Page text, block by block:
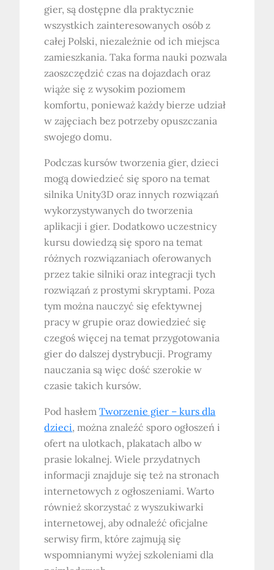
gier, są dostępne dla praktycznie
wszystkich zainteresowanych osób z
całej Polski, niezależnie od ich miejsca
zamieszkania. Taka forma nauki pozwala
zaoszczędzić czas na dojazdach oraz
wiąże się z wysokim poziomem
komfortu, ponieważ każdy bierze udział
w zajęciach bez potrzeby opuszczania
swojego domu.
Podczas kursów tworzenia gier, dzieci
mogą dowiedzieć się sporo na temat
silnika Unity3D oraz innych rozwiązań
wykorzystywanych do tworzenia
aplikacji i gier. Dodatkowo uczestnicy
kursu dowiedzą się sporo na temat
różnych rozwiązaniach oferowanych
przez takie silniki oraz integracji tych
rozwiązań z prostymi skryptami. Poza
tym można nauczyć się efektywnej
pracy w grupie oraz dowiedzieć się
czegoś więcej na temat przygotowania
gier do dalszej dystrybucji. Programy
nauczania są więc dość szerokie w
czasie takich kursów.
Pod hasłemTworzenie gier – kurs dla
dzieci, można znaleźć sporo ogłoszeń i
ofert na ulotkach, plakatach albo w
prasie lokalnej. Wiele przydatnych
informacji znajduje się też na stronach
internetowych z ogłoszeniami. Warto
również skorzystać z wyszukiwarki
internetowej, aby odnaleźć oficjalne
serwisy firm, które zajmują się
wspomnianymi wyżej szkoleniami dla